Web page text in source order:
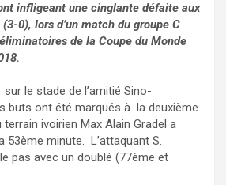
infligeant une cinglante défaite aux
0), lors d’un match du groupe C
de la Coupe du Monde
le stade de l’amitié Sino-
buts ont été marqués à la deuxième
ivoirien Max Alain Gradel a
53ème minute. L’attaquant S.
pas avec un doublé (77ème et